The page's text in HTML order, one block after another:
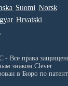
Suomi Norsk
Hrvatski
- Все права
знаком Clever
в Бюро по